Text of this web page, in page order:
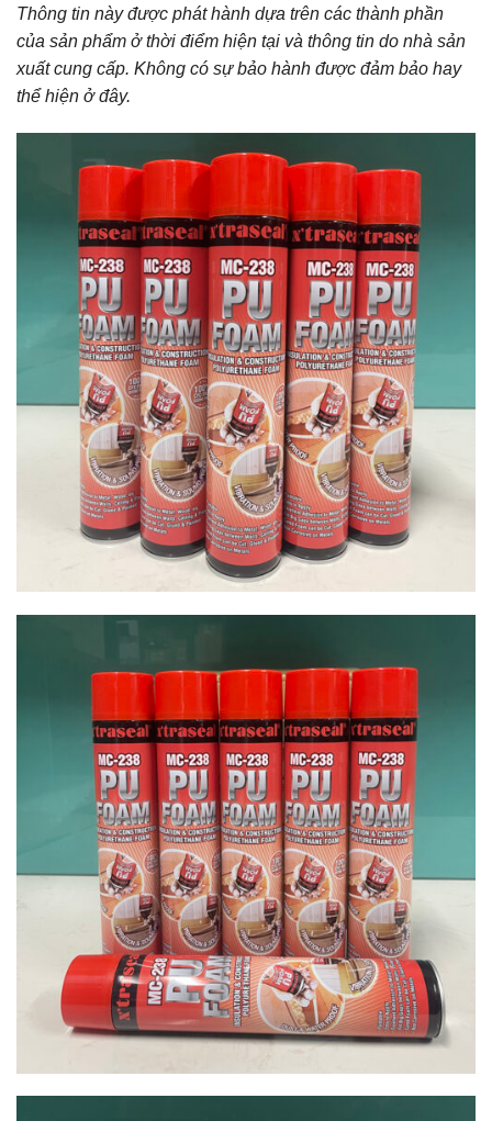
Thông tin này được phát hành dựa trên các thành phần
của sản phẩm ở thời điểm hiện tại và thông tin do nhà sản
xuất cung cấp. Không có sự bảo hành được đảm bảo hay
thể hiện ở đây.